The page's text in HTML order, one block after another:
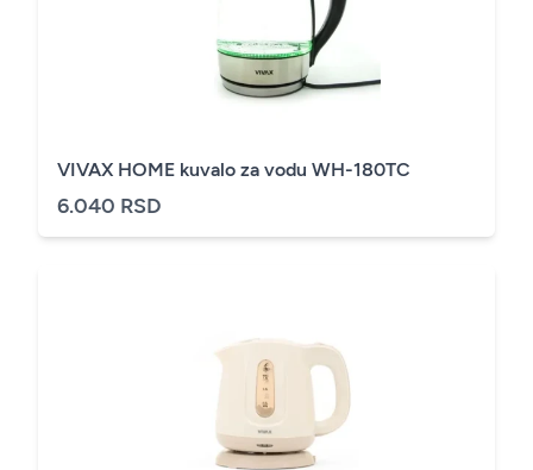
VIVAX HOME kuvalo za vodu WH-180TC
6.040 RSD